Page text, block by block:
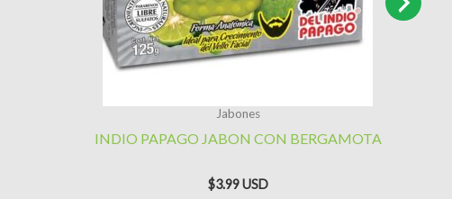
Jabones
INDIO PAPAGO JABON CON BERGAMOTA
$3.99